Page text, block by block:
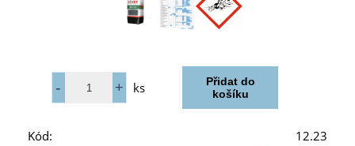
ks
Kód:
12.23